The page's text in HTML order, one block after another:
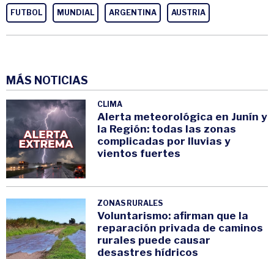
FUTBOL MUNDIAL ARGENTINA AUSTRIA
MÁS NOTICIAS
CLIMA
Alerta meteorológica en Junín y
la Región: todas las zonas
complicadas por lluvias y
vientos fuertes
ZONAS RURALES
Voluntarismo: afirman que la
reparación privada de caminos
rurales puede causar
desastres hídricos